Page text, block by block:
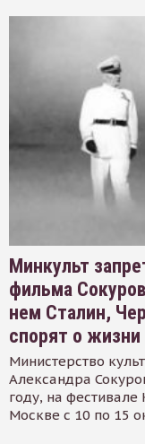
Минкульт
фильма
нем Сталин,
спорят о жизни
Министерство
Александра
году, на
Москве с 10 по 15